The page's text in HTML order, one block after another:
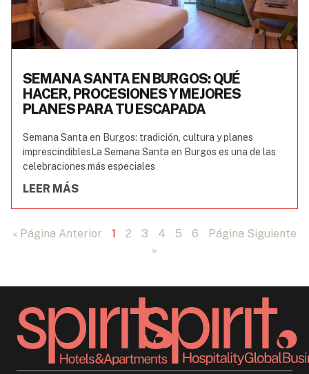
SEMANA SANTA EN BURGOS: QUÉ
HACER, PROCESIONES Y MEJORES
PLANES PARA TU ESCAPADA
Semana Santa en Burgos: tradición, cultura y planes
imprescindiblesLa Semana Santa en Burgos es una de las
celebraciones más especiales
LEER MÁS
« Página Anterior 1 2 3 4 5 6
Página Siguiente
»